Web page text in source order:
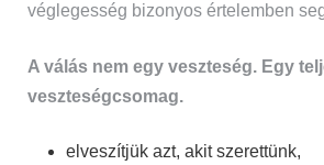
véglegesség bizonyos értelemben
A válás nem egy veszteség. Egy
veszteségcsomag.
elveszítjük azt, akit szerettünk,